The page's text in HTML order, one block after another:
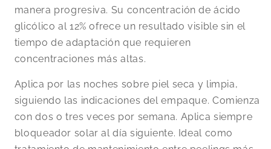
manera progresiva. Su concentración de ácido
glicólico al 12% ofrece un resultado visible sin el
tiempo de adaptación que requieren
concentraciones más altas.
Aplica por las noches sobre piel seca y limpia,
siguiendo las indicaciones del empaque. Comienza
con dos o tres veces por semana. Aplica siempre
bloqueador solar al día siguiente. Ideal como